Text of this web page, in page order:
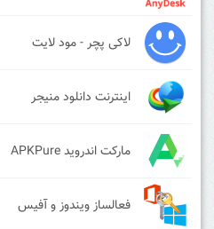
لاکی پچر - مود لایت
اینترنت دانلود منیجر
مارکت اندروید APKPure
فعالساز ویندوز و آفیس